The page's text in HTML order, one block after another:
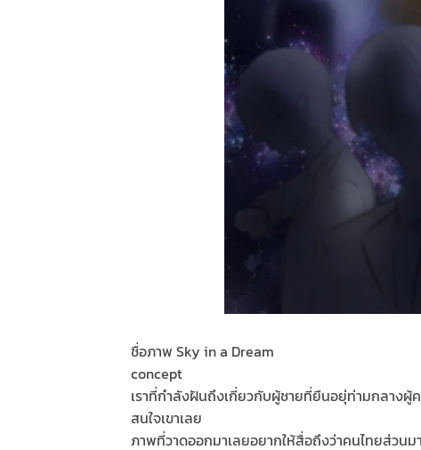
ชื่อภาพ Sky in a Dream
concept
เราที่กำลังฝันถึงเกี่ยวกับผู้ชายที่ยืนอยุ่ท่ามกลางผู้
สนใจเขาเลย
ภาพที่วาดออกมาเลยอยากให้สื่อถึงว่าคนไทยส่วนม